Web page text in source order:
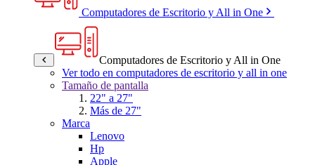
Computadores de Escritorio y All in One
Computadores de Escritorio y All in One
Ver todo en computadores de escritorio y all in one
Tamaño de pantalla
22" a 27"
Más de 27"
Marca
Lenovo
Hp
Apple